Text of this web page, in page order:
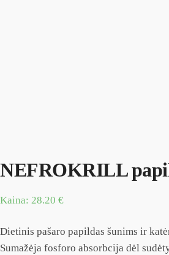
NEFROKRILL
Kaina: 28.20 €
Dietinis pašaro papildas šunims ir
Sumažėja fosforo absorbcija dėl